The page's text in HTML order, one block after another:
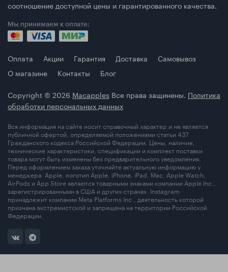
соотношение доступной цены и гарантированного качества.
Мы принимаем к оплате:
Оплата Акции Гарантия Доставка
Самовывоз
О магазине
Контакты
Блог
Copyright © 2026 Macapples Все права защинены. Политика
обработки персональных данных
Вся информация на сайте носит справочный характер и не является
публичной офертой, определяемой положениями статьи 437
Гражданского кодекса Российской Федерации. Цены, наличие,
технические характеристики, спецификации и комплект поставки
товара могут быть изменены без предварительного уведомления.
Перед оформлением заказа уточняйте актуальную информацию у
менеджера. Apple, логотип Apple, iPhone, iPad, Mac, Apple Watch,
AirPods и App Store являются товарными знаками компании Apple Inc.,
зарегистрированными в США и других странах. Instagram
принадлежит компании Meta Platforms Inc., деятельность которой
признана экстремистской и запрещена на территории Российской
Федерации.